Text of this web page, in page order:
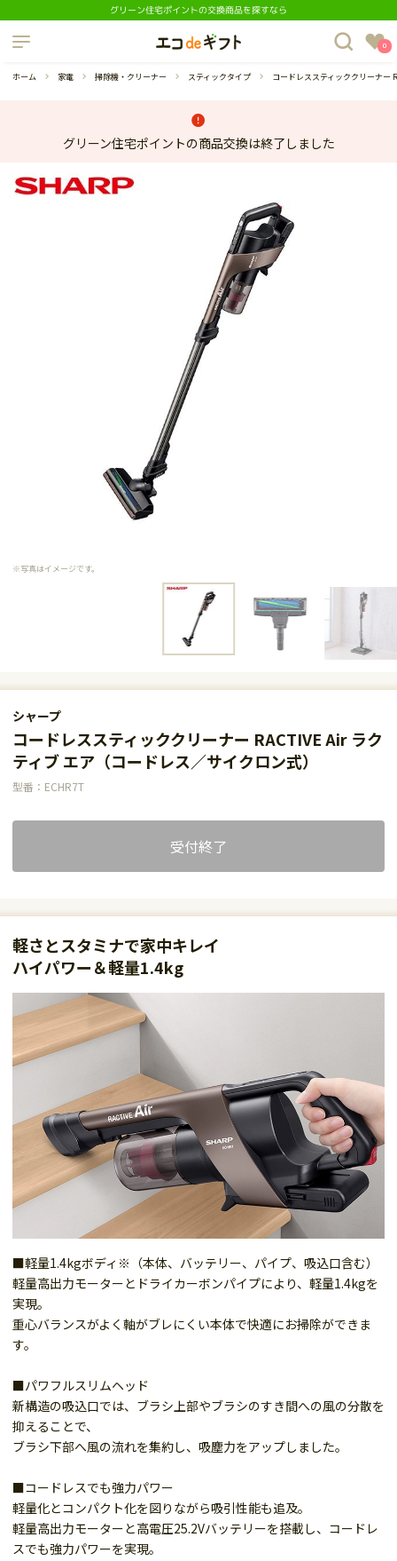
グリーン住宅ポイントの交換商品を探すなら
制度について
よくあるご質問 0
ダイニングセット
ホーム 家電 掃除機・クリーナー スティックタイプ コードレススティッククリーナー
グリーン住宅ポイントの商品交換は終了しました
※写真はイメージです。
シャープ
コードレススティッククリーナー RACTIVE Air ラク
ティブ エア（コードレス／サイクロン式）
型番：ECHR7T
受付終了
軽さとスタミナで家中キレイ
ハイパワー＆軽量1.4kg
■軽量1.4kgボディ※（本体、バッテリー、パイプ、吸込口含む）
軽量高出力モーターとドライカーボンパイプにより、軽量1.4kgを
実現。
重心バランスがよく軸がブレにくい本体で快適にお掃除ができま
す。
■パワフルスリムヘッド
新構造の吸込口では、ブラシ上部やブラシのすき間への風の分散を
抑えることで、
ブラシ下部へ風の流れを集約し、吸塵力をアップしました。
■コードレスでも強力パワー
軽量化とコンパクト化を図りながら吸引性能も追及。
軽量高出力モーターと高電圧25.2Vバッテリーを搭載し、コードレ
スでも強力パワーを実現。